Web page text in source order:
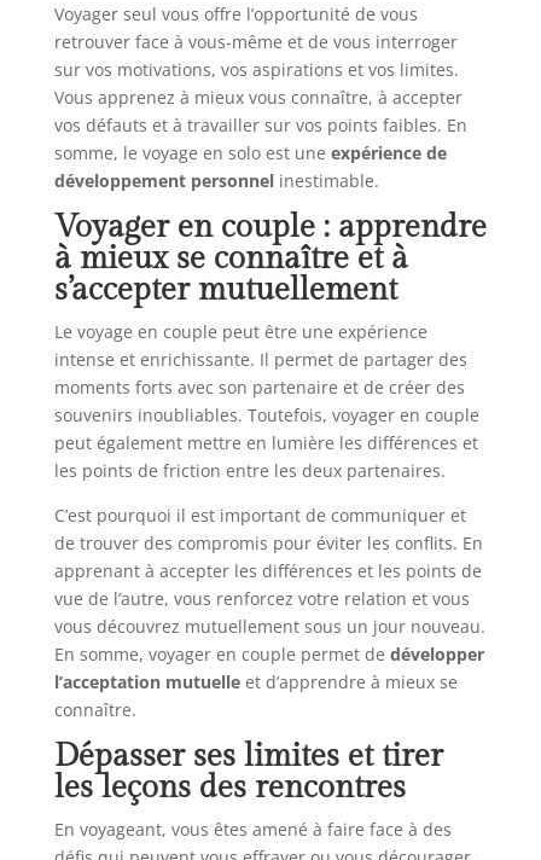
Voyager seul vous offre l’opportunité de vous
retrouver face à vous-même et de vous interroger
sur vos motivations, vos aspirations et vos limites.
Vous apprenez à mieux vous connaître, à accepter
vos défauts et à travailler sur vos points faibles. En
somme, le voyage en solo est une expérience de
développement personnelinestimable.
Voyager en couple : apprendre
à mieux se connaître et à
s’accepter mutuellement
Le voyage en couple peut être une expérience
intense et enrichissante. Il permet de partager des
moments forts avec son partenaire et de créer des
souvenirs inoubliables. Toutefois, voyager en couple
peut également mettre en lumière les différences et
les points de friction entre les deux partenaires.
C’est pourquoi il est important de communiquer et
de trouver des compromis pour éviter les conflits. En
apprenant à accepter les différences et les points de
vue de l’autre, vous renforcez votre relation et vous
vous découvrez mutuellement sous un jour nouveau.
En somme, voyager en couple permet de développer
l’acceptation mutuelleet d’apprendre à mieux se
connaître.
Dépasser ses limites et tirer
les leçons des rencontres
En voyageant, vous êtes amené à faire face à des